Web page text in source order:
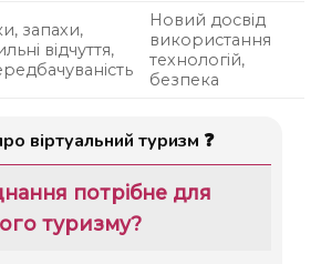
запахи,
відчуття,
Новий досвід
використання
технологій,
безпека
віртуальний туризм ❓
потрібне для
туризму?